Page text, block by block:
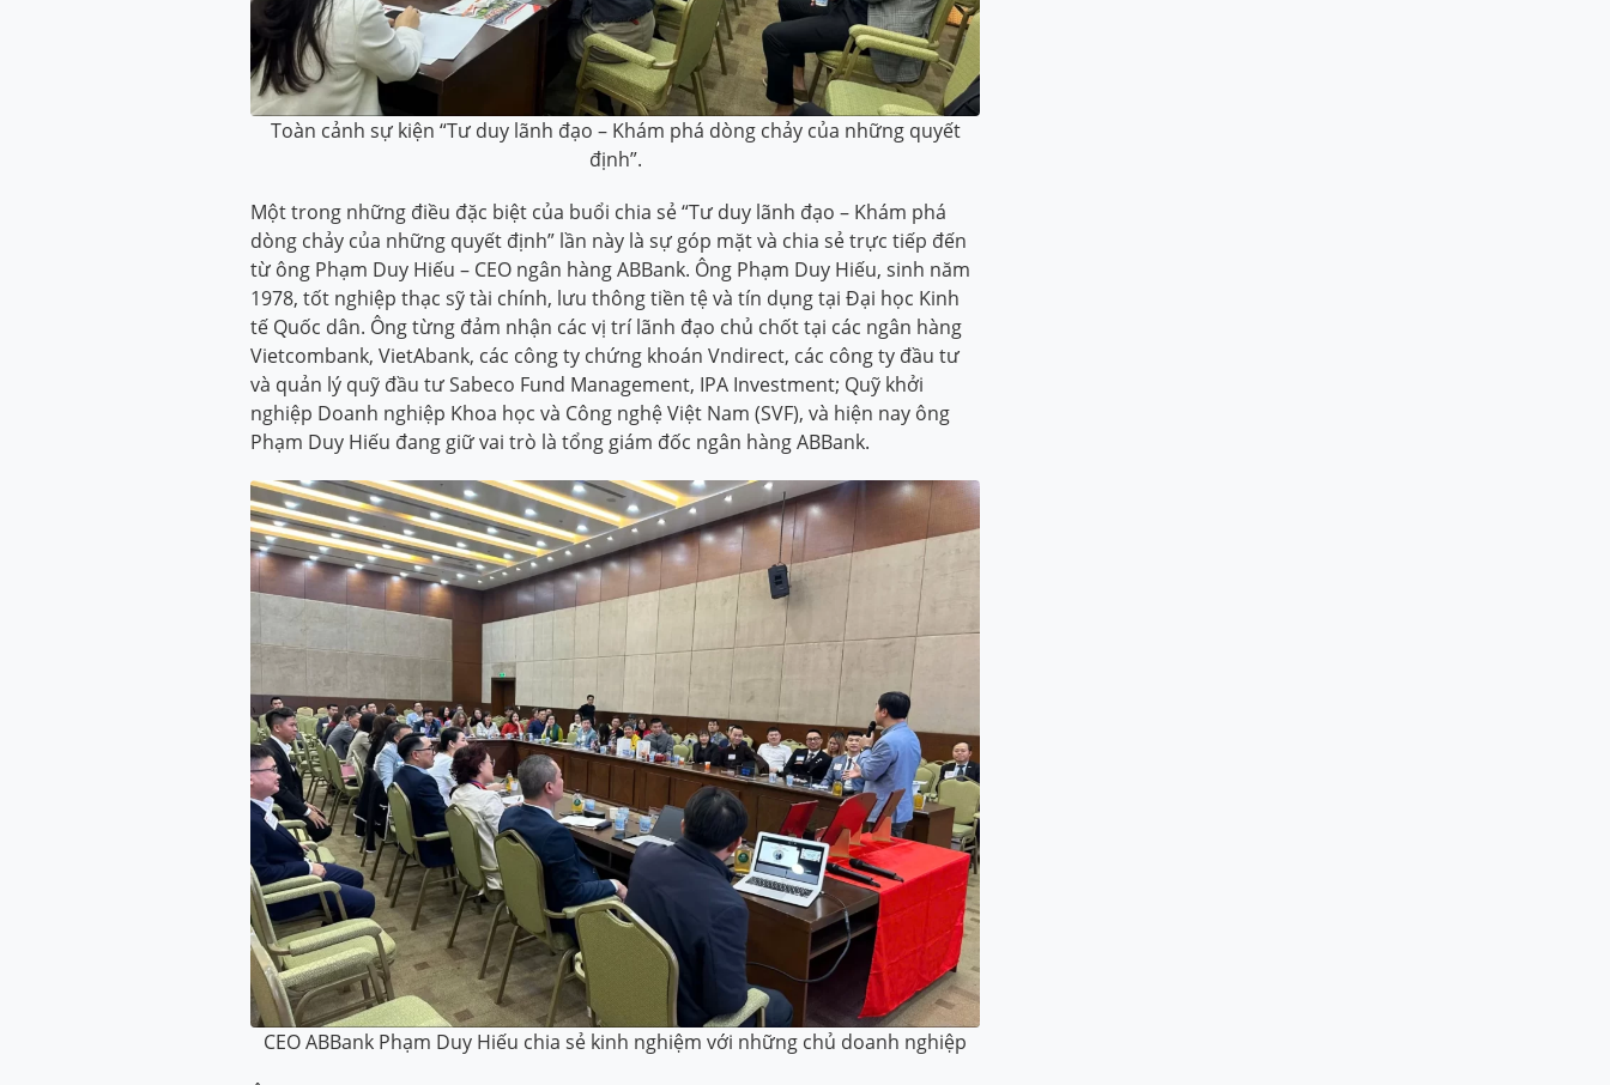
Toàn cảnh sự kiện “Tư duy lãnh đạo – Khám phá dòng chảy của những quyết
định”.
Một trong những điều đặc biệt của buổi chia sẻ “Tư duy lãnh đạo – Khám phá
dòng chảy của những quyết định” lần này là sự góp mặt và chia sẻ trực tiếp đến
từ ông Phạm Duy Hiếu – CEO ngân hàng ABBank. Ông Phạm Duy Hiếu, sinh năm
1978, tốt nghiệp thạc sỹ tài chính, lưu thông tiền tệ và tín dụng tại Đại học Kinh
tế Quốc dân. Ông từng đảm nhận các vị trí lãnh đạo chủ chốt tại các ngân hàng
Vietcombank, VietAbank, các công ty chứng khoán Vndirect, các công ty đầu tư
và quản lý quỹ đầu tư Sabeco Fund Management, IPA Investment; Quỹ khởi
nghiệp Doanh nghiệp Khoa học và Công nghệ Việt Nam (SVF), và hiện nay ông
Phạm Duy Hiếu đang giữ vai trò là tổng giám đốc ngân hàng ABBank.
CEO ABBank Phạm Duy Hiếu chia sẻ kinh nghiệm với những chủ doanh nghiệp